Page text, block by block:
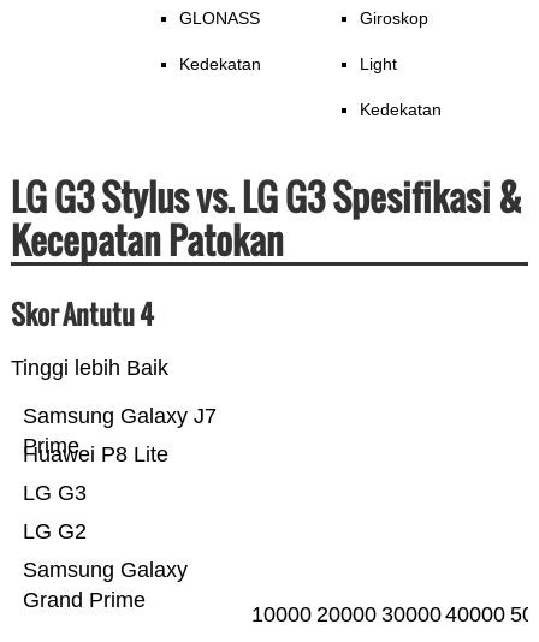
GLONASS
Kedekatan
Giroskop
Light
Kedekatan
LG G3 Stylus vs. LG G3 Spesifikasi &
Kecepatan Patokan
Skor Antutu 4
Tinggi lebih Baik
Samsung Galaxy
Grand Prime
LG G2
LG G3
Huawei P8 Lite
Samsung Galaxy J7
Prime
10000 20000 3000040000